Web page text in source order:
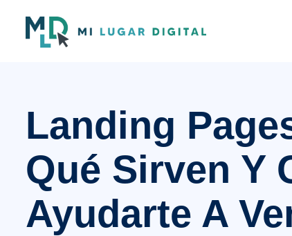
Landing
Qué Sirven Y
Ayudarte A